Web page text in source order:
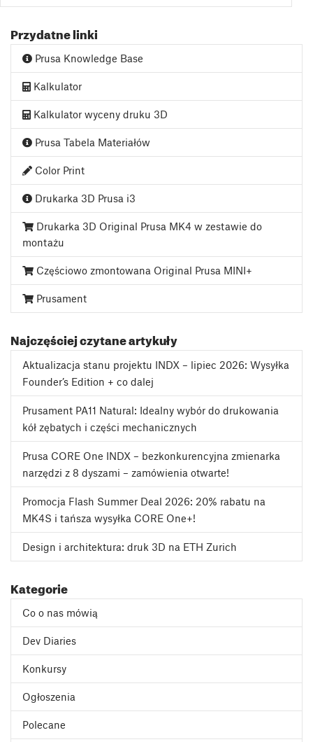
Przydatne linki
Prusa Knowledge Base
Kalkulator
Kalkulator wyceny druku 3D
Prusa Tabela Materiałów
Color Print
Drukarka 3D Prusa i3
Drukarka 3D Original Prusa MK4 w zestawie do
montażu
Częściowo zmontowana Original Prusa MINI+
Prusament
Najczęściej czytane artykuły
Aktualizacja stanu projektu INDX – lipiec 2026: Wysyłka
Founder’s Edition + co dalej
Prusament PA11 Natural: Idealny wybór do drukowania
kół zębatych i części mechanicznych
Prusa CORE One INDX – bezkonkurencyjna zmienarka
narzędzi z 8 dyszami – zamówienia otwarte!
Promocja Flash Summer Deal 2026: 20% rabatu na
MK4S i tańsza wysyłka CORE One+!
Design i architektura: druk 3D na ETH Zurich
Kategorie
Co o nas mówią
Dev Diaries
Konkursy
Ogłoszenia
Polecane